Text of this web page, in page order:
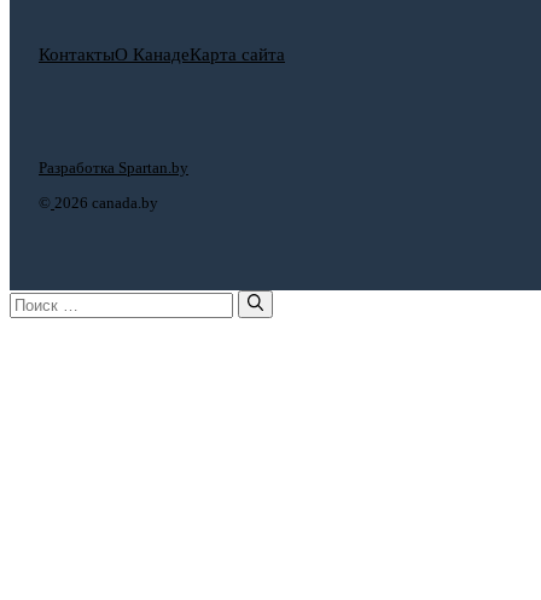
КонтактыО КанадеКарта сайта
© 2026 canada.by
Разработка Spartan.by
Поиск: